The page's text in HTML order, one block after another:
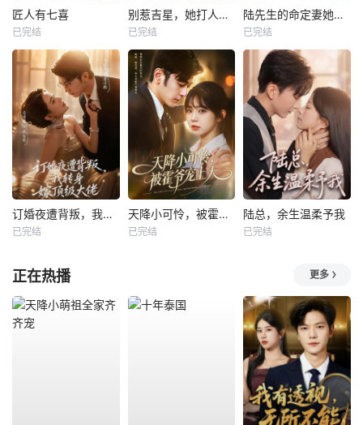
匠人有七喜
已完结
别惹吉星，她打人专打脸
已完结
陆先生的命定妻她飒又野
已完结
订婚夜遭背叛，我转身嫁顶级大佬
已完结
天降小可怜，被霍爷宠上天
已完结
陆总，余生温柔予我
已完结
正在热播 更多